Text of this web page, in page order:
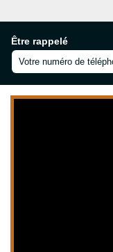
Être rappelé